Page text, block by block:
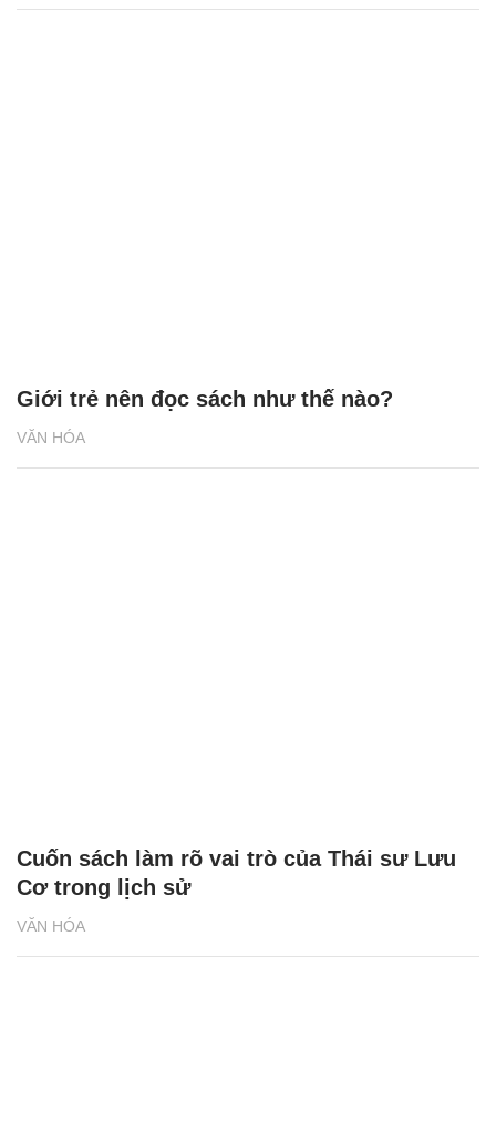
VĂN HÓA
Giới trẻ nên đọc sách như thế nào?
VĂN HÓA
Cuốn sách làm rõ vai trò của Thái sư Lưu
Cơ trong lịch sử